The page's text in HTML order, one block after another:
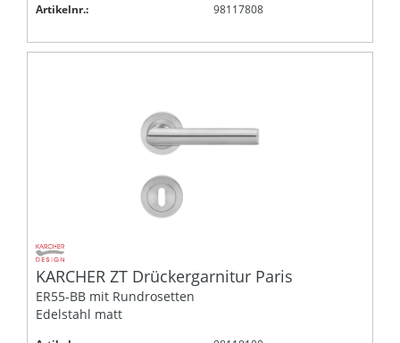
Artikelnr.: 98117808
KARCHER ZT Drückergarnitur Paris
ER55-BB mit Rundrosetten
Edelstahl matt